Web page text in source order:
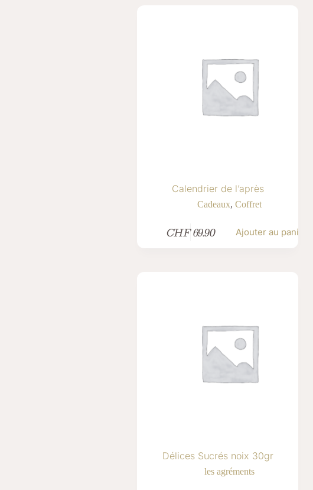
Calendrier de l’après
Cadeaux,Coffret
CHF69.90 Ajouter au panier
Délices Sucrés noix 30gr
les agréments